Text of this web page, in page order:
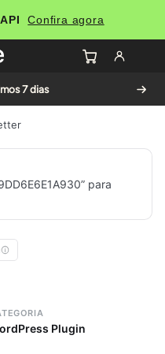
Confira agora
7 dias
para
Plugin